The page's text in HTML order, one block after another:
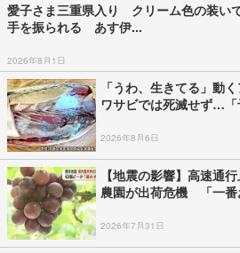
愛子さま三重県入り クリーム色の装い
手を振られる あす伊...
2026年8月1日
「うわ、生きてる」動
ワサビでは死滅せず…
2026年8月6日
【地震の影響】高速通
農園が出荷危機 「一番
2026年7月31日